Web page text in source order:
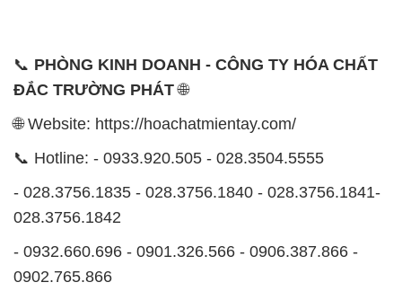
- 028.3756.1835 - 028.3756.1840 - 028.3756.1841-
0902.765.866
📧 Email: hoachat@dactruongphat.vn
ĐỊA CHỈ
1229C Quốc lộ 1A, Phường Bình Trị Đông B,